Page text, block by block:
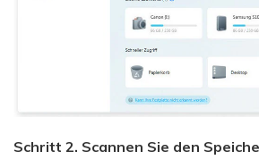
Schritt 2. Scannen Sie den